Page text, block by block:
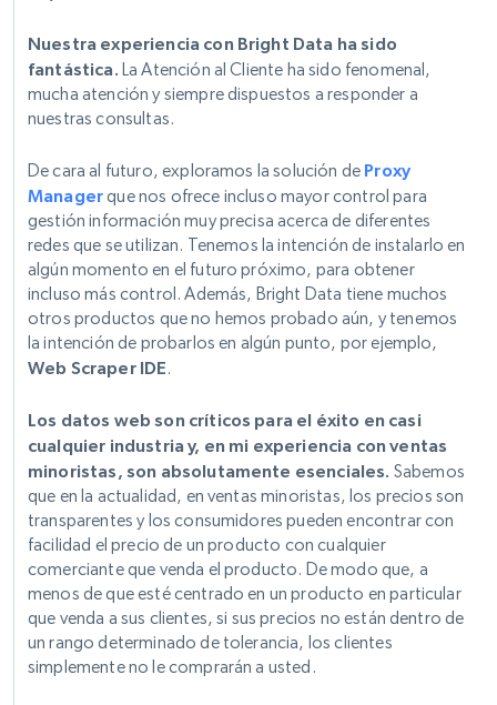
Nuestra experiencia con Bright Data ha sido
fantástica. La Atención al Cliente ha sido fenomenal,
mucha atención y siempre dispuestos a responder a
nuestras consultas.
De cara al futuro, exploramos la solución de Proxy
Managerque nos ofrece incluso mayor control para
gestión información muy precisa acerca de diferentes
redes que se utilizan. Tenemos la intención de instalarlo en
algún momento en el futuro próximo, para obtener
incluso más control. Además, Bright Data tiene muchos
otros productos que no hemos probado aún, y tenemos
la intención de probarlos en algún punto, por ejemplo,
Web Scraper IDE.
Los datos web son críticos para el éxito en casi
cualquier industria y, en mi experiencia con ventas
minoristas, son absolutamente esenciales. Sabemos
que en la actualidad, en ventas minoristas, los precios son
transparentes y los consumidores pueden encontrar con
facilidad el precio de un producto con cualquier
comerciante que venda el producto. De modo que, a
menos de que esté centrado en un producto en particular
que venda a sus clientes, si sus precios no están dentro de
un rango determinado de tolerancia, los clientes
simplemente no le comprarán a usted.